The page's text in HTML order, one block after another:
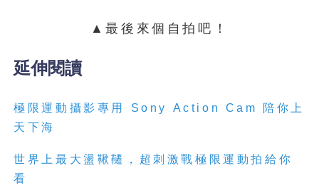
▲最後來個自拍吧！
延伸閱讀
極 限運動攝影專用 Sony
Action Cam 陪你上
天下海
世界上最大盪鞦韆，超刺激戰極限運動拍給你
看